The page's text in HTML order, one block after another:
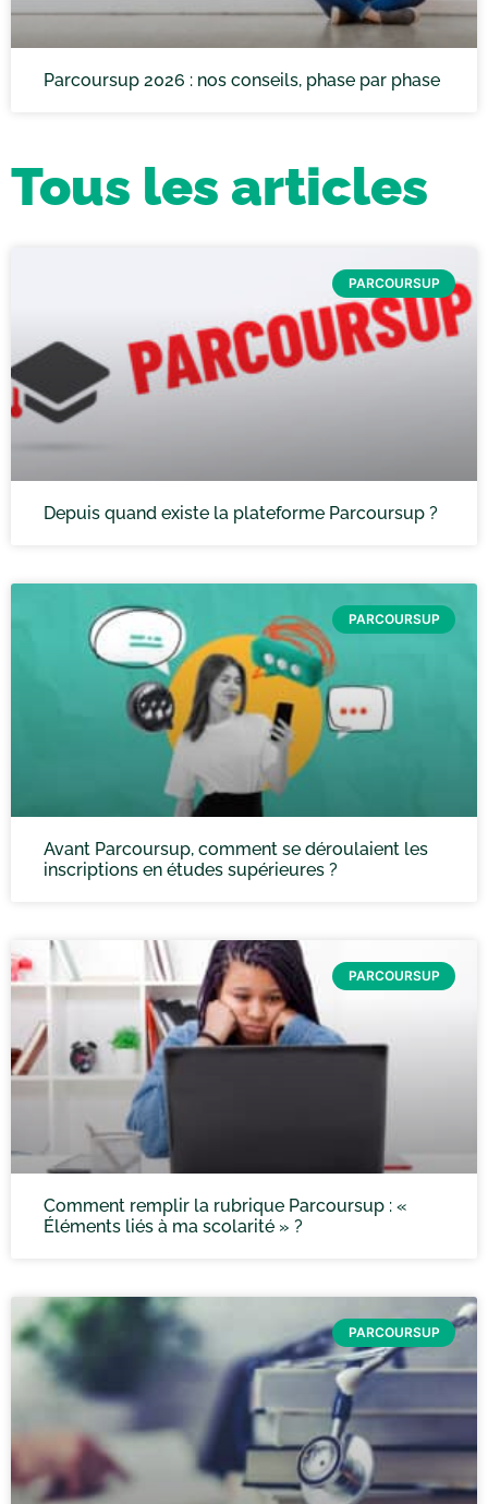
Parcoursup 2026 : nos conseils, phase par phase
Tous les articles
PARCOURSUP
Depuis quand existe la plateforme Parcoursup ?
PARCOURSUP
Avant Parcoursup, comment se déroulaient les
inscriptions en études supérieures ?
PARCOURSUP
Comment remplir la rubrique Parcoursup : «
Éléments liés à ma scolarité » ?
PARCOURSUP